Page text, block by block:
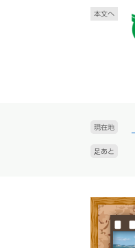
本文へ
現在地
足あと